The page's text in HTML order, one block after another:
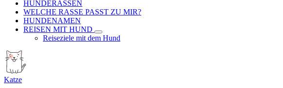
HUNDERASSEN
WELCHE RASSE PASST ZU MIR?
HUNDENAMEN
REISEN MIT HUND
Reiseziele mit dem Hund
Katze